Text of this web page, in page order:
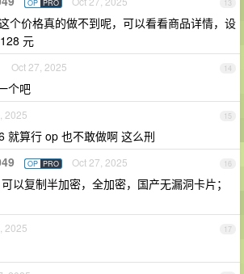
13
OP PRO
个价格真的做不到呢，可以看看商品详情，设
元
14
Oct 27, 2025
个吧
15
2025
就算行 op 也不敢做啊 这么刑
16
OP PRO Oct 27, 2025
可以复制半加密，全加密，国产无漏洞卡片；
17
2025